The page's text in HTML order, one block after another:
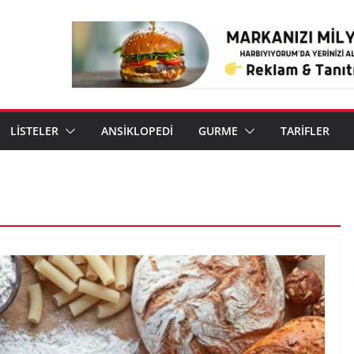
LİSTELER ANSİKLOPEDİ GURME TARİFLER